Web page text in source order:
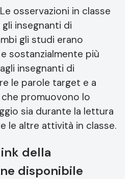
osservazioni in classe
insegnanti di
gli studi erano
sostanzialmente più
insegnanti di
le parole target e a
promuovono lo
sia durante la lettura
le altre attività in classe.
della
disponibile